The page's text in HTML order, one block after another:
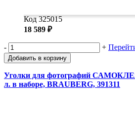
Код 325015
18 589 ₽
- +
Добавить в корзину
Уголки для фотографий
л. в наборе, BRAUBERG, 391311